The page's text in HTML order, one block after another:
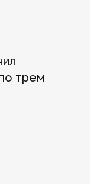
трем